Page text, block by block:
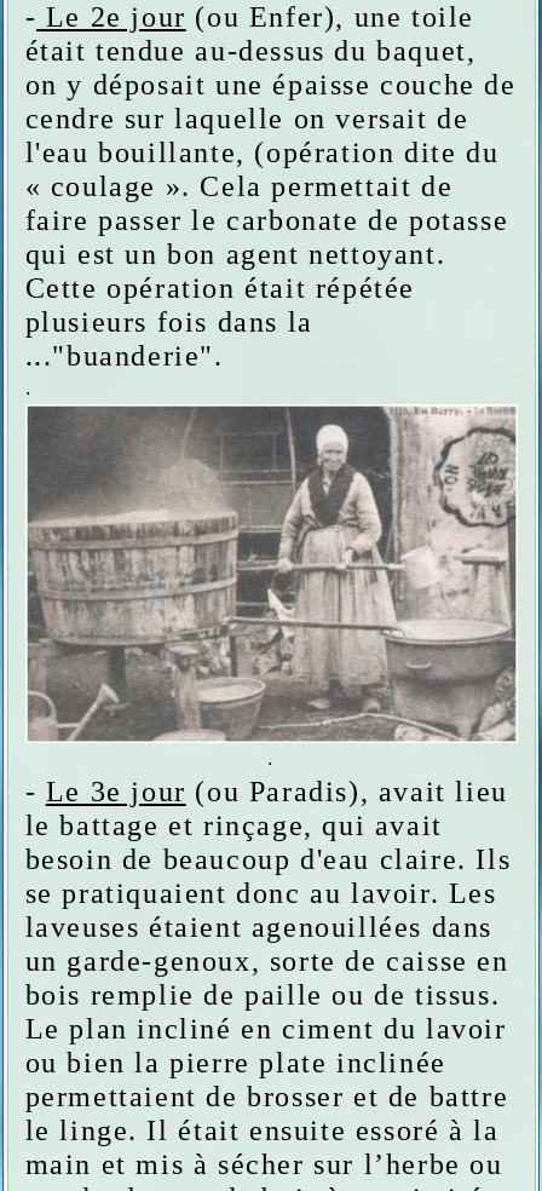
- Le 2e jour (ou Enfer), une toile
était tendue au-dessus du baquet,
on y déposait une épaisse couche de
cendre sur laquelle on versait de
l'eau bouillante, (opération dite du
« coulage ». Cela permettait de
faire passer le carbonate de potasse
qui est un bon agent nettoyant.
Cette opération était répétée
plusieurs fois dans la
..."buanderie".
.
.
- Le 3e jour (ou Paradis), avait lieu
le battage et rinçage, qui avait
besoin de beaucoup d'eau claire. Ils
se pratiquaient donc au lavoir. Les
laveuses étaient agenouillées dans
un garde-genoux, sorte de caisse en
bois remplie de paille ou de tissus.
Le plan incliné en ciment du lavoir
ou bien la pierre plate inclinée
permettaient de brosser et de battre
le linge. Il était ensuite essoré à la
main et mis à sécher sur l’herbe ou